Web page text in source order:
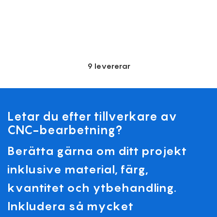
9 levererar
Letar du efter tillverkare av
CNC-bearbetning?
Berätta gärna om ditt projekt
inklusive material, färg,
kvantitet och ytbehandling.
Inkludera så mycket